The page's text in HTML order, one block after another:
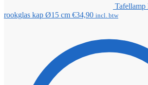
Tafellamp
rookglas kap Ø15 cm €34,90 incl. btw